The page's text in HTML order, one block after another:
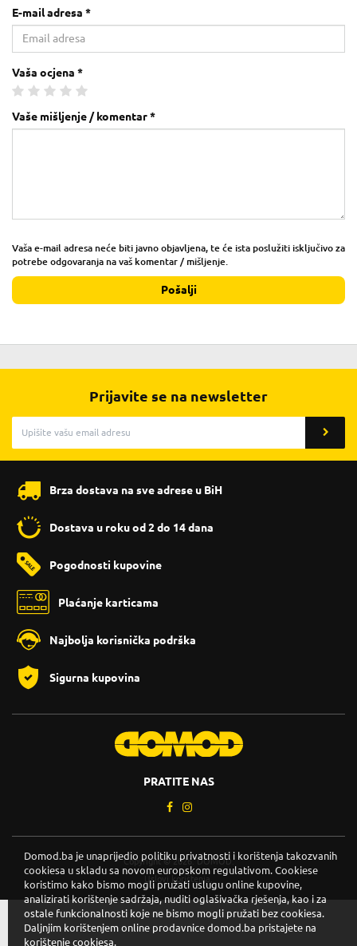
E-mail adresa *
Vaša ocjena *
Vaše mišljenje / komentar *
Vaša e-mail adresa neće biti javno objavljena, te će ista poslužiti isključivo za
potrebe odgovaranja na vaš komentar / mišljenje.
Pošalji
Prijavite se na newsletter
Brza dostava na sve adrese u BiH
Dostava u roku od 2 do 14 dana
Pogodnosti kupovine
Plaćanje karticama
Najbolja korisnička podrška
Sigurna kupovina
PRATITE NAS
Copyright © 2026. DOMOD.
Uslovi korištenja
Domod.ba je unaprijedio politiku privatnosti i korištenja takozvanih
cookiesa u skladu sa novom europskom regulativom. Cookiese
koristimo kako bismo mogli pružati uslugu online kupovine,
analizirati korištenje sadržaja, nuditi oglašivačka rješenja, kao i za
ostale funkcionalnosti koje ne bismo mogli pružati bez cookiesa.
Daljnjim korištenjem online prodavnice domod.ba pristajete na
korištenje cookiesa.